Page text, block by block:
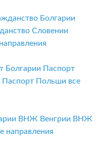
Болгарии
Словении
Болгарии Паспорт
Паспорт Польши все
ВНЖ Венгрии ВНЖ
направления